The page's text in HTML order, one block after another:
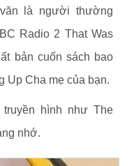
là người thường
Radio 2 That Was
bản cuốn sách bao
Up Cha mẹ của bạn.
hình như The
nhớ.